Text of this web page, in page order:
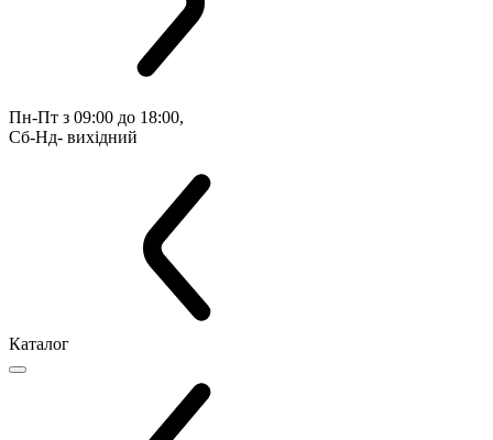
Пн-Пт з 09:00 до 18:00,
Сб-Нд- вихідний
Каталог